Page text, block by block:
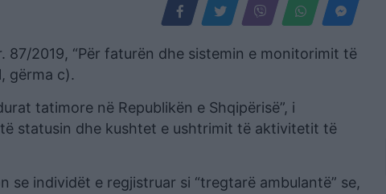
2019, “Për faturën dhe sistemin e monitorimit të
gërma c).
tatimore në Republikën e Shqipërisë”, i
statusin dhe kushtet e ushtrimit të aktivitetit të
individët e regjistruar si “tregtarë ambulantë” se,